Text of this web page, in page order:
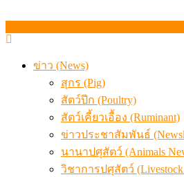
ข่าว (News)
สุกร (Pig)
สัตว์ปีก (Poultry)
สัตว์เคี้ยวเอื้อง (Ruminant)
ข่าวประชาสัมพันธ์
นานาปศุสัตว์ (Animals
วิชาการปศุสัตว์ (Livestock